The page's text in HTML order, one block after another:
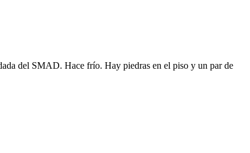
del SMAD. Hace frío. Hay piedras en el piso y un par de